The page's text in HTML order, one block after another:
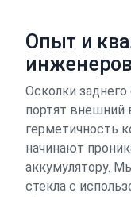
Опыт и
инженеров
Осколки заднего
портят внешний
герметичность
начинают
аккумулятору.
стекла с